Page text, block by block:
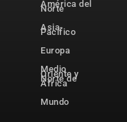
América del
Norte
Asia-
Pacífico
Europa
Medio
Oriente y
Norte de
África
Mundo